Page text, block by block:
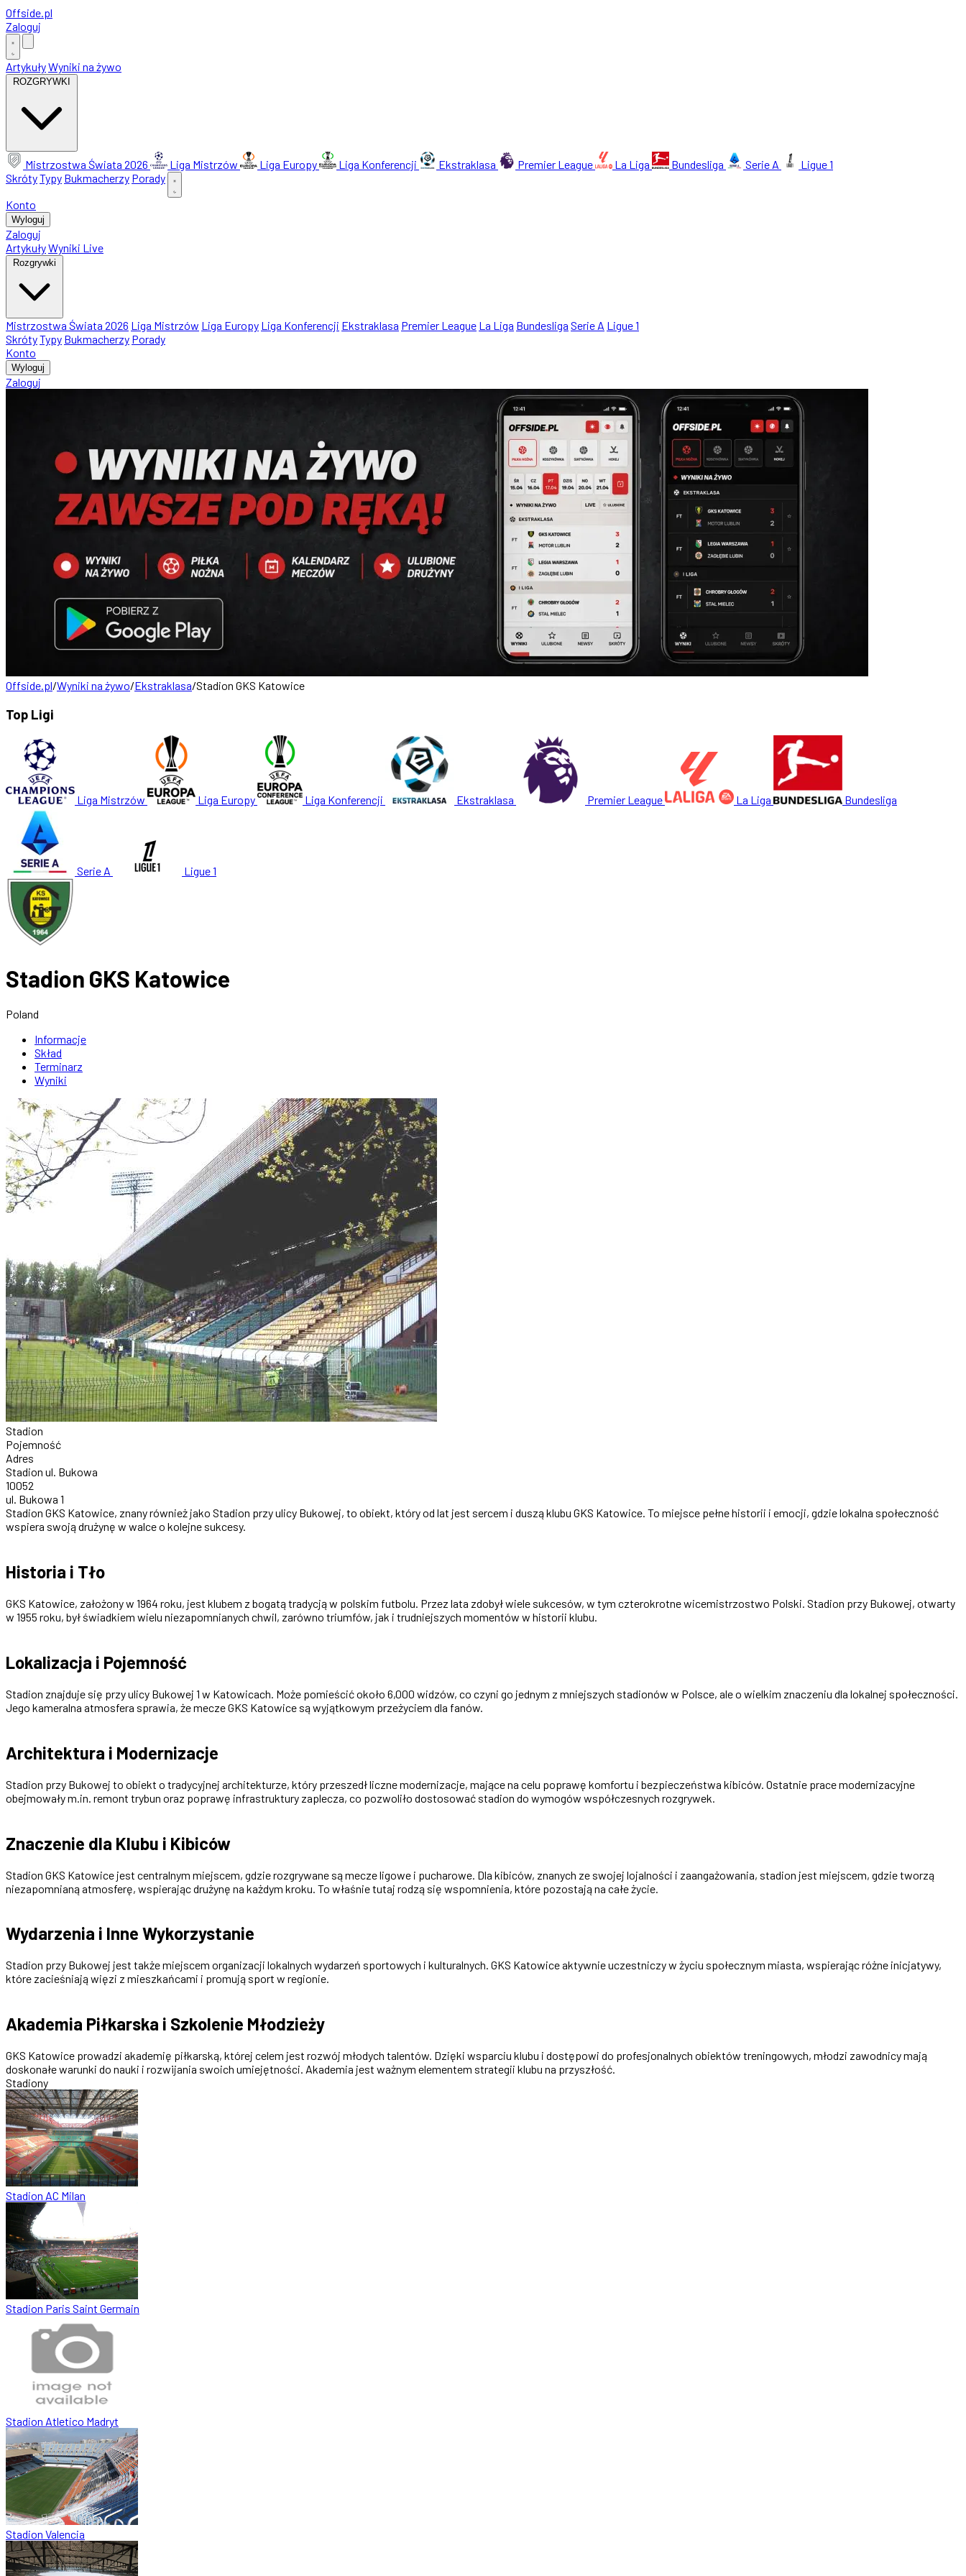
Offside.pl
Zaloguj
ArtykułyWyniki na żywo
ROZGRYWKI
Mistrzostwa Świata 2026 Liga Mistrzów Liga Europy Liga Konferencji Ekstraklasa Premier League La Liga Bundesliga Serie A
Ligue 1
SkrótyTypy Bukmacherzy Porady
Konto
Wyloguj
Zaloguj
ArtykułyWyniki Live
Rozgrywki
Mistrzostwa Świata 2026 Liga Mistrzów Liga Europy Liga Konferencji Ekstraklasa Premier League La Liga Bundesliga Serie A Ligue 1
SkrótyTypy Bukmacherzy Porady
Konto
Wyloguj
Zaloguj
Offside.pl/Wyniki na żywo/Ekstraklasa/Stadion GKS Katowice
Top Ligi
Liga Mistrzów Liga Europy Liga Konferencji Ekstraklasa Premier League La Liga Bundesliga
Serie A Ligue 1
Stadion GKS Katowice
Poland
Informacje
Skład
Terminarz
Wyniki
Stadion
Pojemność
Adres
Stadion ul. Bukowa
10052
ul. Bukowa 1
Stadion GKS Katowice, znany również jako Stadion przy ulicy Bukowej, to obiekt, który od lat jest sercem i duszą klubu GKS Katowice. To miejsce pełne historii i emocji, gdzie lokalna społeczność
wspiera swoją drużynę w walce o kolejne sukcesy.
Historia i Tło
GKS Katowice, założony w 1964 roku, jest klubem z bogatą tradycją w polskim futbolu. Przez lata zdobył wiele sukcesów, w tym czterokrotne wicemistrzostwo Polski. Stadion przy Bukowej, otwarty
w 1955 roku, był świadkiem wielu niezapomnianych chwil, zarówno triumfów, jak i trudniejszych momentów w historii klubu.
Lokalizacja i Pojemność
Stadion znajduje się przy ulicy Bukowej 1 w Katowicach. Może pomieścić około 6,000 widzów, co czyni go jednym z mniejszych stadionów w Polsce, ale o wielkim znaczeniu dla lokalnej społeczności.
Jego kameralna atmosfera sprawia, że mecze GKS Katowice są wyjątkowym przeżyciem dla fanów.
Architektura i Modernizacje
Stadion przy Bukowej to obiekt o tradycyjnej architekturze, który przeszedł liczne modernizacje, mające na celu poprawę komfortu i bezpieczeństwa kibiców. Ostatnie prace modernizacyjne
obejmowały m.in. remont trybun oraz poprawę infrastruktury zaplecza, co pozwoliło dostosować stadion do wymogów współczesnych rozgrywek.
Znaczenie dla Klubu i Kibiców
Stadion GKS Katowice jest centralnym miejscem, gdzie rozgrywane są mecze ligowe i pucharowe. Dla kibiców, znanych ze swojej lojalności i zaangażowania, stadion jest miejscem, gdzie tworzą
niezapomnianą atmosferę, wspierając drużynę na każdym kroku. To właśnie tutaj rodzą się wspomnienia, które pozostają na całe życie.
Wydarzenia i Inne Wykorzystanie
Stadion przy Bukowej jest także miejscem organizacji lokalnych wydarzeń sportowych i kulturalnych. GKS Katowice aktywnie uczestniczy w życiu społecznym miasta, wspierając różne inicjatywy,
które zacieśniają więzi z mieszkańcami i promują sport w regionie.
Akademia Piłkarska i Szkolenie Młodzieży
GKS Katowice prowadzi akademię piłkarską, której celem jest rozwój młodych talentów. Dzięki wsparciu klubu i dostępowi do profesjonalnych obiektów treningowych, młodzi zawodnicy mają
doskonałe warunki do nauki i rozwijania swoich umiejętności. Akademia jest ważnym elementem strategii klubu na przyszłość.
Stadiony
Stadion AC Milan
Stadion Paris Saint Germain
Stadion Atletico Madryt
Stadion Valencia